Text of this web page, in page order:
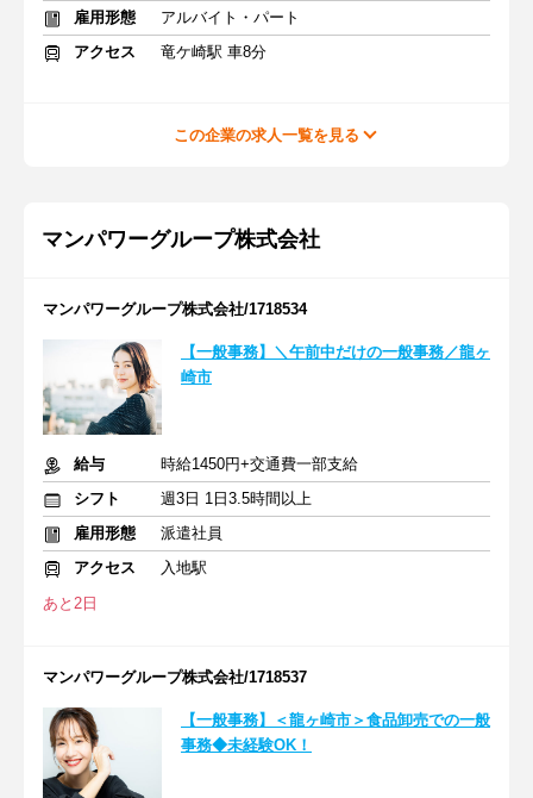
雇用形態
アルバイト・パート
アクセス
竜ケ崎駅 車8分
この企業の求人一覧を見る
マンパワーグループ株式会社
マンパワーグループ株式会社/1718534
【一般事務】＼午前中だけの一般事務／龍ヶ
崎市
給与
時給1450円+交通費一部支給
シフト
週3日 1日3.5時間以上
雇用形態
派遣社員
アクセス
入地駅
あと2日
マンパワーグループ株式会社/1718537
【一般事務】＜龍ヶ崎市＞食品卸売での一般
事務◆未経験OK！